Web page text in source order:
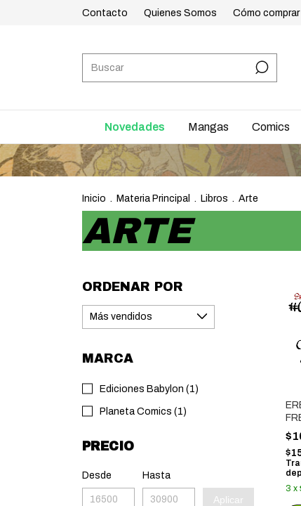
Contacto Quienes Somos Cómo comprar
Novedades Mangas Comics
Inicio . Materia Principal . Libros . Arte
ARTE
ORDENAR POR
MARCA
Ediciones Babylon (1)
Planeta Comics (1)
PRECIO
Desde Hasta
Aplicar
3 x